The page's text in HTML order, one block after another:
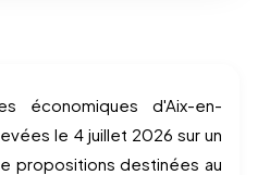
le 4 juillet 2026 sur un
propositions destinées au